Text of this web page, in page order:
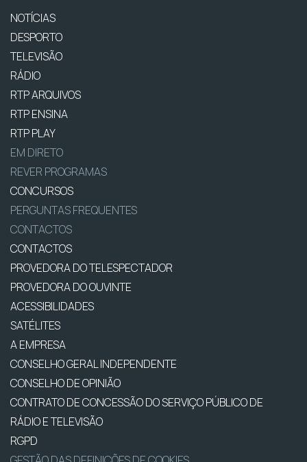
NOTÍCIAS
DESPORTO
TELEVISÃO
RÁDIO
RTP ARQUIVOS
RTP ENSINA
RTP PLAY
EM DIRETO
REVER PROGRAMAS
CONCURSOS
PERGUNTAS FREQUENTES
CONTACTOS
CONTACTOS
PROVEDORA DO TELESPECTADOR
PROVEDORA DO OUVINTE
ACESSIBILIDADES
SATÉLITES
A EMPRESA
CONSELHO GERAL INDEPENDENTE
CONSELHO DE OPINIÃO
CONTRATO DE CONCESSÃO DO SERVIÇO PÚBLICO DE
RÁDIO E TELEVISÃO
RGPD